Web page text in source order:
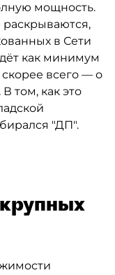
мощность.
в Сети
как минимум
всего — о
том, как это
"ДП".